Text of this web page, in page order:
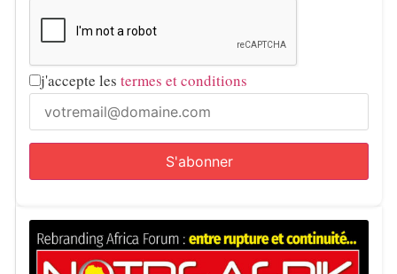
j'accepte les termes et conditions